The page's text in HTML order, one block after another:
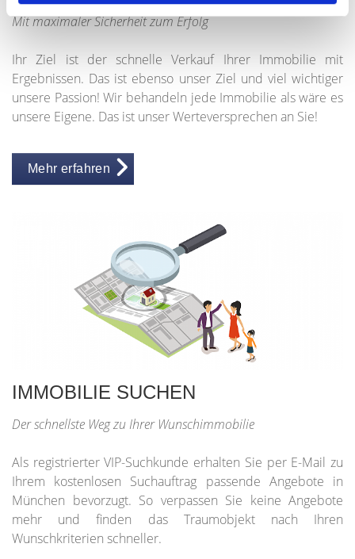
Mit maximaler Sicherheit zum Erfolg
Ihr Ziel ist der schnelle Verkauf Ihrer Immobilie mit
Ergebnissen. Das ist ebenso unser Ziel und viel wichtiger
unsere Passion! Wir behandeln jede Immobilie als wäre es
unsere Eigene. Das ist unser Werteversprechen an Sie!
Mehr erfahren
IMMOBILIE SUCHEN
Der schnellste Weg zu Ihrer Wunschimmobilie
Als registrierter VIP-Suchkunde erhalten Sie per E-Mail zu
Ihrem kostenlosen Suchauftrag passende Angebote in
München bevorzugt. So verpassen Sie keine Angebote
mehr und finden das Traumobjekt nach Ihren
Wunschkriterien schneller.